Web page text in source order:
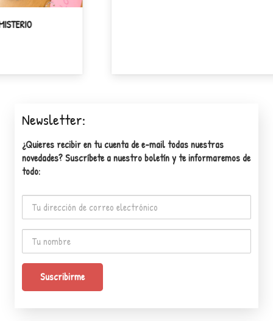
Newsletter:
¿Quieres recibir en tu cuenta de e-mail todas nuestras
novedades? Suscríbete a nuestro boletín y te informaremos de
todo: